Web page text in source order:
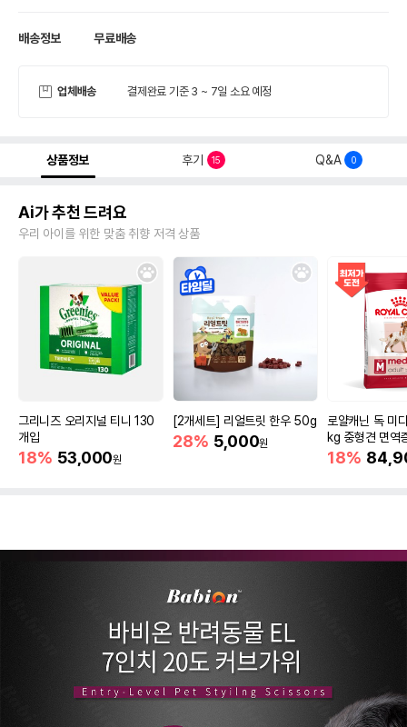
배송정보 무료배송
업체배송 결제완료 기준 3 ~ 7일 소요 예정
상품정보 후기 15 Q&A 0
Ai가 추천 드려요
우리 아이를 위한 맞춤 취향 저격 상품
그리니즈 오리지널 티니 130
개입
18% 53,000원
[2개세트] 리얼트릿 한우 50g
28% 5,000원
로얄캐닌 독 미
kg 중형견 면역
18%